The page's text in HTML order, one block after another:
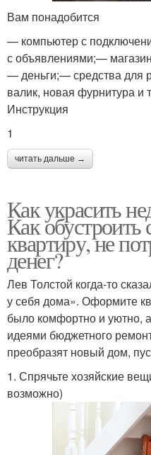
Вам понадобится
— компьютер с
с объявлениями;—
— деньги;— средства для
валик, новая фурнитура и
Инструкция
1
читать дальше →
Как украсить
Как
квартиру, не
денег?
Лев Толстой когда-то
у себя дома». Оформите
было комфортно и уютно,
идеями бюджетного
преобразят новый дом,
1. Спрячьте хозяйские
возможно)